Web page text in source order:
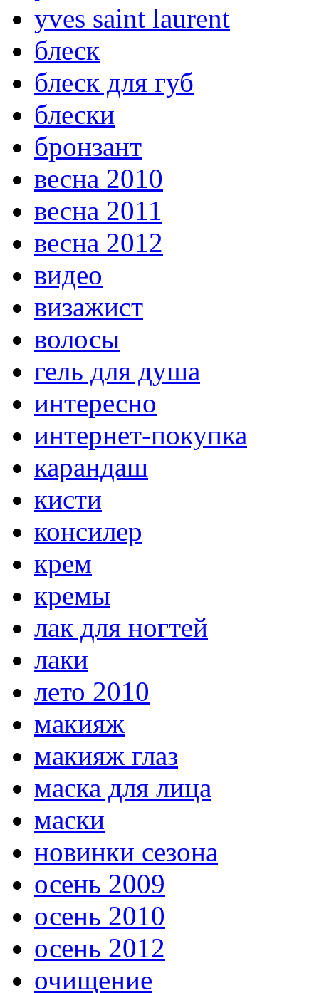
yves saint laurent
блеск
блеск для губ
блески
бронзант
весна 2010
весна 2011
весна 2012
видео
визажист
волосы
гель для душа
интересно
интернет-покупка
карандаш
кисти
консилер
крем
кремы
лак для ногтей
лаки
лето 2010
макияж
макияж глаз
маска для лица
маски
новинки сезона
осень 2009
осень 2010
осень 2012
очищение